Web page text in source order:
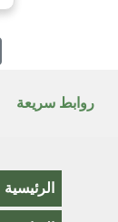
روابط سريعة
الرئيسية